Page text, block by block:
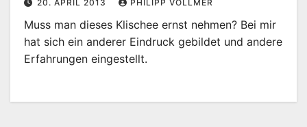
20. APRIL 2013 PHILIPP VOLLMER
Muss man dieses Klischee ernst nehmen? Bei mir
hat sich ein anderer Eindruck gebildet und andere
Erfahrungen eingestellt.